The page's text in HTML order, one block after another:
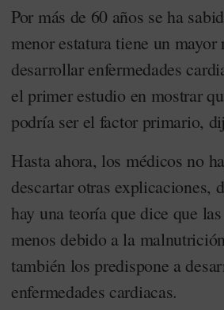
Por más de 60 años se ha
menor estatura tiene un mayor
desarrollar enfermedades
el primer estudio en mostrar
podría ser el factor primario,
Hasta ahora, los médicos no
descartar otras explicaciones,
hay una teoría que dice que
menos debido a la
también los predispone a
enfermedades cardiacas.